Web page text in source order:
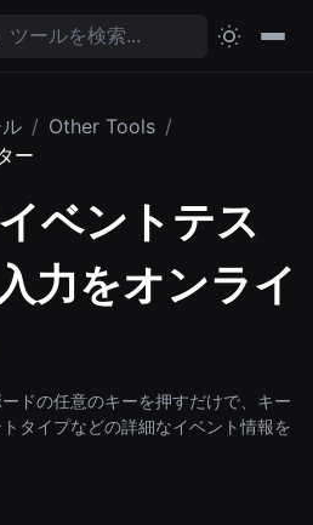
/ Other Tools /
ー
ベントテス
力をオンライ
ドの任意のキーを押すだけで、キー
タイプなどの詳細なイベント情報を